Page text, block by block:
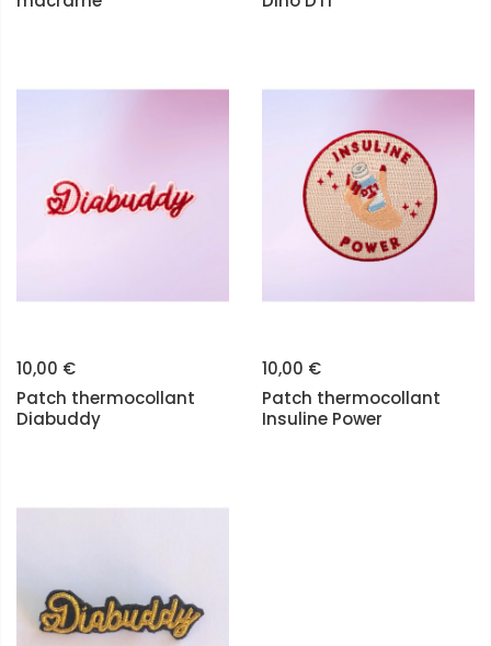
10,00 €
Patch thermocollant
Diabuddy
10,00 €
Patch thermocollant
Insuline Power